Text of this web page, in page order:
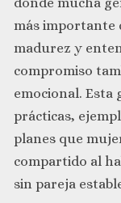
más importante
madurez y
compromiso
emocional. Esta
prácticas,
planes que
compartido al
sin pareja